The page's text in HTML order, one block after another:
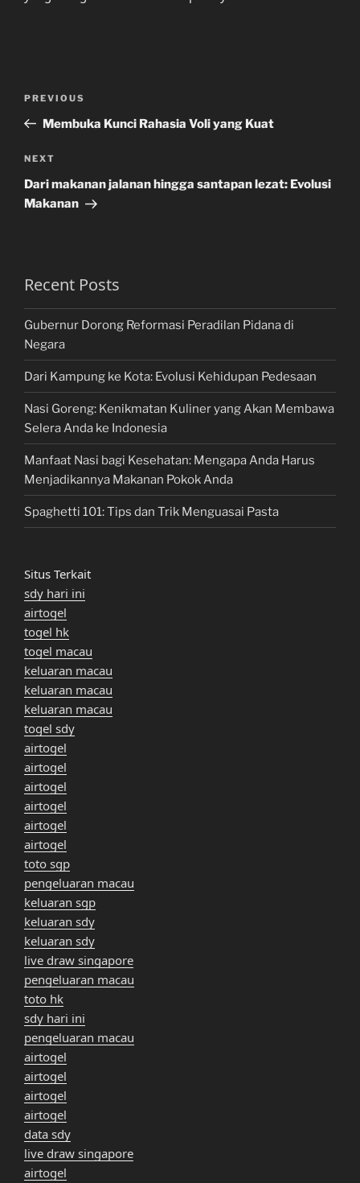
Previous
Post
PREVIOUS
Membuka Kunci Rahasia Voli yang Kuat
Next
Post
NEXT
Dari makanan jalanan hingga santapan lezat: Evolusi
Makanan
Recent Posts
Gubernur Dorong Reformasi Peradilan Pidana di
Negara
Dari Kampung ke Kota: Evolusi Kehidupan Pedesaan
Nasi Goreng: Kenikmatan Kuliner yang Akan Membawa
Selera Anda ke Indonesia
Manfaat Nasi bagi Kesehatan: Mengapa Anda Harus
Menjadikannya Makanan Pokok Anda
Spaghetti 101: Tips dan Trik Menguasai Pasta
Situs Terkait
sdy hari ini
airtogel
togel hk
togel macau
keluaran macau
keluaran macau
keluaran macau
togel sdy
airtogel
airtogel
airtogel
airtogel
airtogel
airtogel
toto sgp
pengeluaran macau
keluaran sgp
keluaran sdy
keluaran sdy
live draw singapore
pengeluaran macau
toto hk
sdy hari ini
pengeluaran macau
airtogel
airtogel
airtogel
airtogel
data sdy
live draw singapore
airtogel